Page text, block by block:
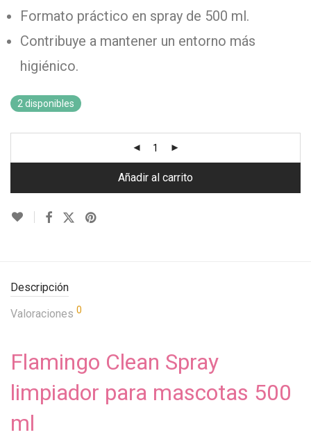
Formato práctico en spray de 500 ml.
Contribuye a mantener un entorno más
higiénico.
2 disponibles
Añadir al carrito
Descripción
Valoraciones 0
Flamingo Clean Spray
limpiador para mascotas 500
ml